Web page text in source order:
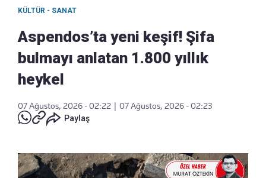
KÜLTÜR - SANAT
Aspendos’ta yeni keşif! Şifa
bulmayı anlatan 1.800 yıllık
heykel
07 Ağustos, 2026 - 02:22
07 Ağustos, 2026 - 02:23
Paylaş